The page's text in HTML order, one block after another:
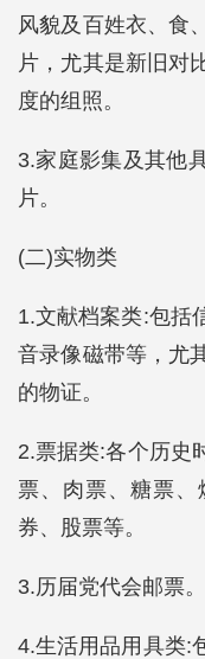
风貌及百姓衣、食
片，尤其是新旧对
度的组照。
3.家庭影集及其他
片。
(二)实物类
1.文献档案类:包括
音录像磁带等，尤
的物证。
2.票据类:各个历史
票、肉票、糖票
券、股票等。
3.历届党代会邮票。
4.生活用品用具类: